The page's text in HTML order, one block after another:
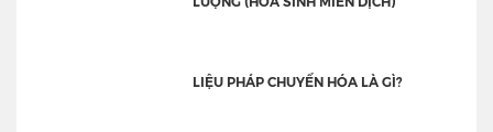
LIỆU PHÁP CHUYỂN HÓA LÀ GÌ?